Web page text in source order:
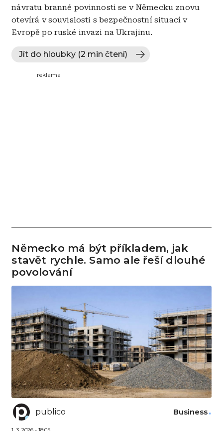
návratu branné povinnosti se v Německu znovu
otevírá v souvislosti s bezpečnostní situací v
Evropě po ruské invazi na Ukrajinu.
Jít do hloubky (2 min čtení)
reklama
Německo má být příkladem, jak
stavět rychle. Samo ale řeší dlouhé
povolování
publico Business